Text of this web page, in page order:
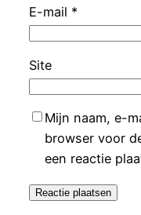
E-mail *
Site
Mijn naam, e-
browser voor
een reactie